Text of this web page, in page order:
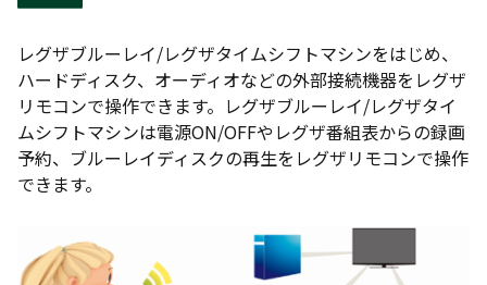
レグザブルーレイ/レグザタイムシフトマシンをはじめ、
ハードディスク、オーディオなどの外部接続機器をレグザ
リモコンで操作できます。レグザブルーレイ/レグザタイ
ムシフトマシンは電源ON/OFFやレグザ番組表からの録画
予約、ブルーレイディスクの再生をレグザリモコンで操作
できます。